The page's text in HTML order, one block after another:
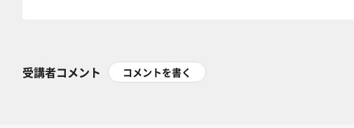
受講者コメント コメントを書く